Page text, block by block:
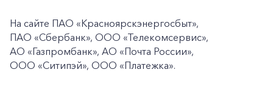
На сайте ПАО «Красноярскэнергосбыт»,
ПАО «Сбербанк», ООО «Телекомсервис»,
АО «Газпромбанк», АО «Почта России»,
ООО «Ситипэй», ООО «Платежка».